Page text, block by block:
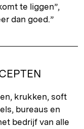
te liggen”,
dan goed.”
krukken, soft
bureaus en
bedrijf van alle